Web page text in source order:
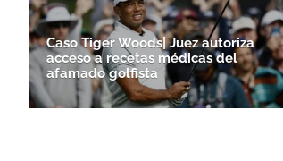
Caso Tiger Woods| Juez autoriza
acceso a recetas médicas del
afamado golfista